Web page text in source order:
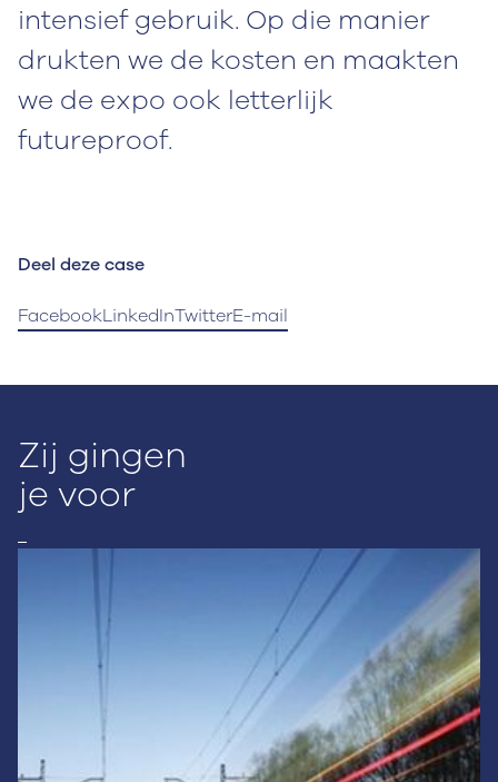
intensief gebruik. Op die manier
drukten we de kosten en maakten
we de expo ook letterlijk
futureproof.
Deel deze case
FacebookLinkedInTwitterE-mail
Zij gingen
je voor